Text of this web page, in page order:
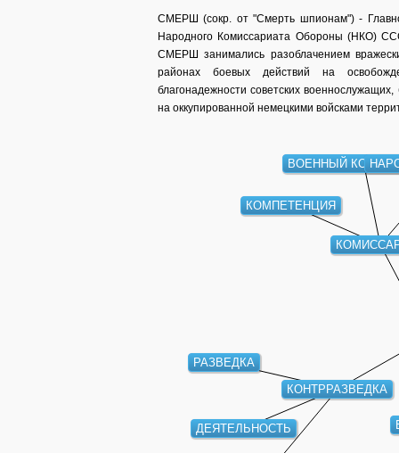
СМЕРШ (сокр. от "Смерть шпионам") -
Народного Комиссариата Обороны (НКО)
СМЕРШ занимались разоблачением
районах боевых действий на
благонадежности советских
на оккупированной немецкими войсками
КОНТРРАЗВЕДКА
ВОЕННЫЙ
КОМПЕТЕНЦИЯ
РАЗВЕДКА
ДЕЯТЕЛЬНОСТЬ